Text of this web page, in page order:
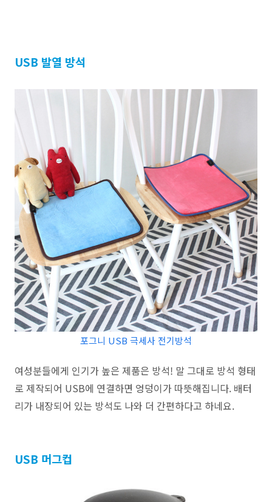
USB 발열 방석
포그니 USB 극세사 전기방석
여성분들에게 인기가 높은 제품은 방석! 말 그대로 방석 형태
로 제작되어 USB에 연결하면 엉덩이가 따뜻해집니다. 배터
리가 내장되어 있는 방석도 나와 더 간편하다고 하네요.
USB 머그컵